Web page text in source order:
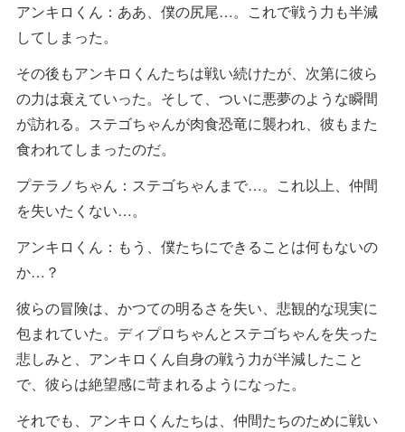
アンキロくん：ああ、僕の尻尾…。これで戦う力も半減
してしまった。
その後もアンキロくんたちは戦い続けたが、次第に彼ら
の力は衰えていった。そして、ついに悪夢のような瞬間
が訪れる。ステゴちゃんが肉食恐竜に襲われ、彼もまた
食われてしまったのだ。
プテラノちゃん：ステゴちゃんまで…。これ以上、仲間
を失いたくない…。
アンキロくん：もう、僕たちにできることは何もないの
か…？
彼らの冒険は、かつての明るさを失い、悲観的な現実に
包まれていた。ディプロちゃんとステゴちゃんを失った
悲しみと、アンキロくん自身の戦う力が半減したこと
で、彼らは絶望感に苛まれるようになった。
それでも、アンキロくんたちは、仲間たちのために戦い